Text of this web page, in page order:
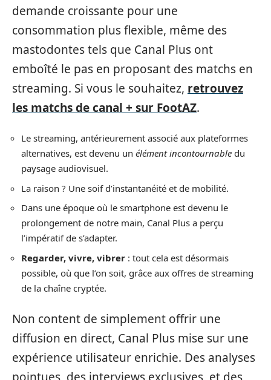
demande croissante pour une
consommation plus flexible, même des
mastodontes tels que Canal Plus ont
emboîté le pas en proposant des matchs en
streaming. Si vous le souhaitez, retrouvez
les matchs de canal + sur FootAZ.
Le streaming, antérieurement associé aux plateformes
alternatives, est devenu un élément incontournable du
paysage audiovisuel.
La raison ? Une soif d’instantanéité et de mobilité.
Dans une époque où le smartphone est devenu le
prolongement de notre main, Canal Plus a perçu
l’impératif de s’adapter.
Regarder, vivre, vibrer : tout cela est désormais
possible, où que l’on soit, grâce aux offres de streaming
de la chaîne cryptée.
Non content de simplement offrir une
diffusion en direct, Canal Plus mise sur une
expérience utilisateur enrichie. Des analyses